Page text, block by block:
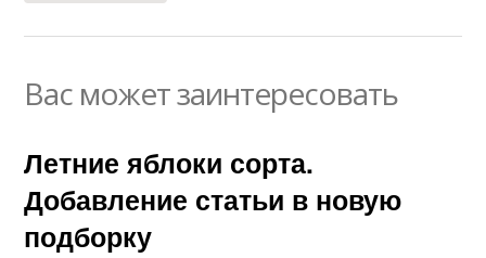
Вас может заинтересовать
Летние яблоки сорта.
Добавление статьи в новую
подборку